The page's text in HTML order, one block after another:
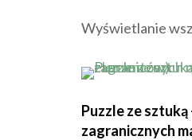
Wyświetlanie
Puzzle ze sztuką
zagranicznych